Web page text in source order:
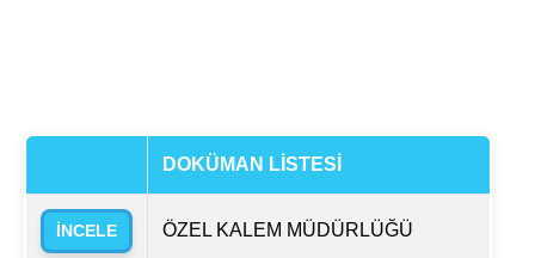
DOKÜMAN LİSTESİ
İNCELE ÖZEL KALEM MÜDÜRLÜĞÜ